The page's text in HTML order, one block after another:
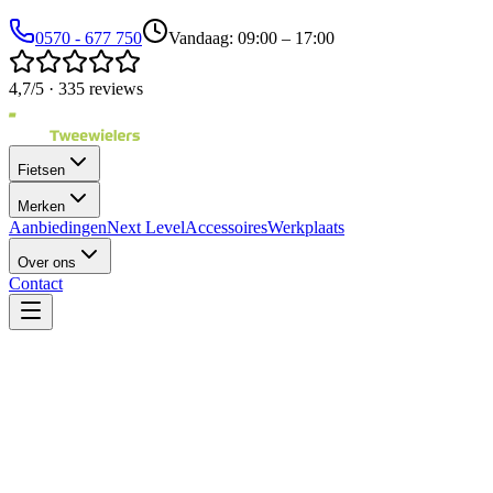
0570 - 677 750 Vandaag: 09:00 – 17:00
4,7/5 · 335 reviews
Fietsen
Merken
AanbiedingenNext LevelAccessoiresWerkplaats
Over ons
Contact